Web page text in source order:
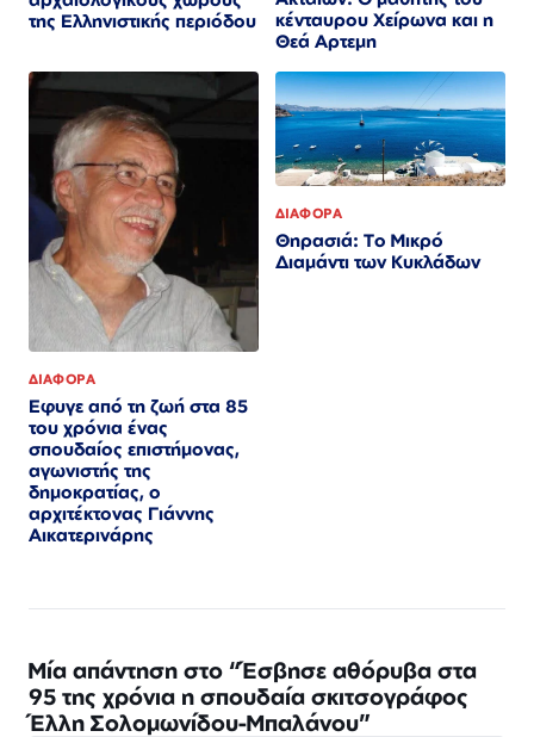
της Ελληνιστικής περιόδου
κένταυρου Χείρωνα και η
Θεά Αρτεμη
ΔΙΑΦΟΡΑ
Εφυγε από τη ζωή στα 85
του χρόνια ένας
σπουδαίος επιστήμονας,
αγωνιστής της
δημοκρατίας, ο
αρχιτέκτονας Γιάννης
Αικατερινάρης
ΔΙΑΦΟΡΑ
Θηρασιά: Το Μικρό
Διαμάντι των Κυκλάδων
Μία απάντηση στο “Έσβησε αθόρυβα στα
95 της χρόνια η σπουδαία σκιτσογράφος
Έλλη Σολομωνίδου-Μπαλάνου”